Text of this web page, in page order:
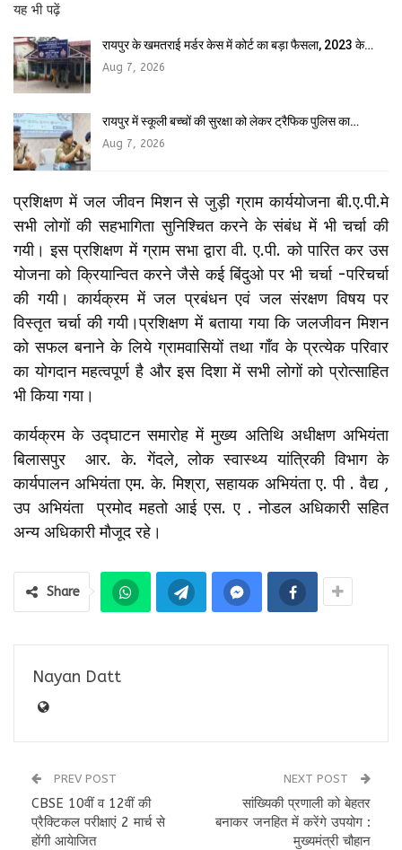
यह भी पढ़ें
रायपुर के खमतराई मर्डर केस में कोर्ट का बड़ा फैसला, 2023 के…
Aug 7, 2026
रायपुर में स्कूली बच्चों की सुरक्षा को लेकर ट्रैफिक पुलिस का…
Aug 7, 2026
प्रशिक्षण में जल जीवन मिशन से जुड़ी ग्राम कार्ययोजना बी.ए.पी.मे
सभी लोगों की सहभागिता सुनिश्चित करने के संबंध में भी चर्चा की
गयी। इस प्रशिक्षण में ग्राम सभा द्वारा वी. ए.पी. को पारित कर उस
योजना को क्रियान्वित करने जैसे कई बिंदुओ पर भी चर्चा -परिचर्चा
की गयी। कार्यक्रम में जल प्रबंधन एवं जल संरक्षण विषय पर
विस्तृत चर्चा की गयी।प्रशिक्षण में बताया गया कि जलजीवन मिशन
को सफल बनाने के लिये ग्रामवासियों तथा गाँव के प्रत्येक परिवार
का योगदान महत्वपूर्ण है और इस दिशा में सभी लोगों को प्रोत्साहित
भी किया गया।
कार्यक्रम के उद्घाटन समारोह में मुख्य अतिथि अधीक्षण अभियंता
बिलासपुर आर. के. गेंदले, लोक स्वास्थ्य यांत्रिकी विभाग के
कार्यपालन अभियंता एम. के. मिश्रा, सहायक अभियंता ए. पी . वैद्य ,
उप अभियंता प्रमोद महतो आई एस. ए . नोडल अधिकारी सहित
अन्य अधिकारी मौजूद रहे।
Share
Nayan Datt
PREV POST
CBSE 10वीं व 12वीं की
प्रैक्टिकल परीक्षाएं 2 मार्च से
होंगी आयेाजित
NEXT POST
सांख्यिकी प्रणाली को बेहतर
बनाकर जनहित में करेंगे उपयोग :
मुख्यमंत्री चौहान